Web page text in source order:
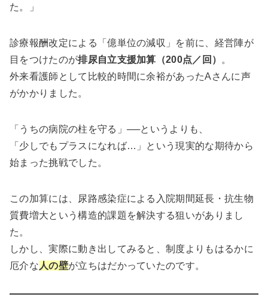
た。」
診療報酬改定による「億単位の減収」を前に、経営陣が
目をつけたのが排尿自立支援加算（200点／回） 。
外来看護師として比較的時間に余裕があったAさんに声
がかかりました。
「うちの病院の柱を守る」──というよりも、
「少しでもプラスになれば…」という現実的な期待から
始まった挑戦でした。
この加算には、尿路感染症による入院期間延長・抗生物
質費増大という構造的課題を解決する狙いがありまし
た。
しかし、実際に動き出してみると、制度よりもはるかに
厄介な 人の壁が立ちはだかっていたのです。